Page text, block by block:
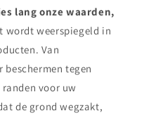
lang onze waarden,
wordt weerspiegeld in
Van
tegen
voor uw
de grond wegzakt,